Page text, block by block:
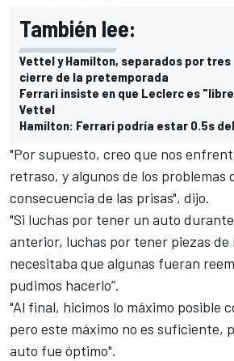
También lee:
Vettel y Hamilton, separados por tres
cierre de la pretemporada
Ferrari insiste en que Leclerc es
Vettel
Hamilton: Ferrari podría estar 0.5s
"Por supuesto, creo que nos
retraso, y algunos de los problemas
consecuencia de las prisas", dijo.
"Si luchas por tener un auto
anterior, luchas por tener piezas de
necesitaba que algunas fueran
pudimos hacerlo”.
"Al final, hicimos lo máximo posible
pero este máximo no es suficiente,
auto fue óptimo".